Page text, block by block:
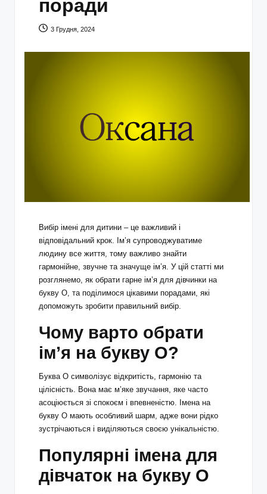
поради
3 Грудня, 2024
Вибір імені для дитини – це важливий і
відповідальний крок. Ім’я супроводжуватиме
людину все життя, тому важливо знайти
гармонійне, звучне та значуще ім’я. У цій статті ми
розглянемо, як обрати гарне ім’я для дівчинки на
букву О, та поділимося цікавими порадами, які
допоможуть зробити правильний вибір.
Чому варто обрати
ім’я на букву О?
Буква О символізує відкритість, гармонію та
цілісність. Вона має м’яке звучання, яке часто
асоціюється зі спокоєм і впевненістю. Імена на
букву О мають особливий шарм, адже вони рідко
зустрічаються і виділяються своєю унікальністю.
Популярні імена для
дівчаток на букву О